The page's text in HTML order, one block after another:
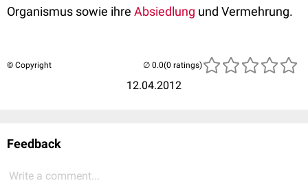
Organismus sowie ihre Absiedlung und Vermehrung.
© Copyright
12.04.2012
(0 ratings)
Feedback
Write a comment...